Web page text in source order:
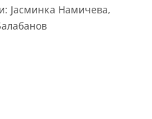
Јасминка Намичева,